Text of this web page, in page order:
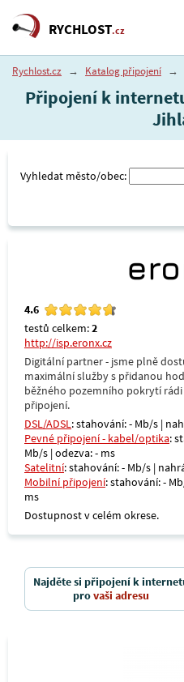
RYCHLOST.cz
Rychlost.cz → Katalog připojení →
Připojení k
Vyhledat město/obec:
4.6
testů celkem:2
http://isp.eronx.cz
Digitální partner - jsme plně
maximální služby s přidanou
běžného pozemního pokrytí
připojení.
DSL/ADSL: stahování: - Mb/s |
Pevné připojení - kabel/optika:
Mb/s | odezva: - ms
Satelitní: stahování: - Mb/s |
Mobilní připojení: stahování: -
ms
Dostupnost v celém okrese.
Najděte si připojení k
provaši adresu